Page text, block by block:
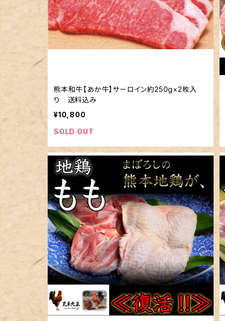
熊本和牛【あか牛】サーロイン約250g×2枚入
り 送料込み
¥10,800
SOLD OUT